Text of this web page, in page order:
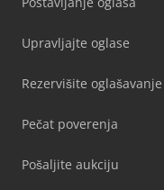
Upravljajte oglase
Rezervišite oglašavanje
Pečat poverenja
Pošaljite aukciju